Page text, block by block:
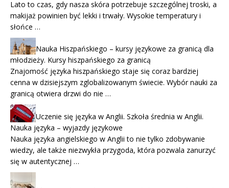
Lato to czas, gdy nasza skóra potrzebuje szczególnej troski, a
makijaż powinien być lekki i trwały. Wysokie temperatury i
słońce …
Nauka Hiszpańskiego – kursy językowe za granicą dla
młodzieży. Kursy hiszpańskiego za granicą
Znajomość języka hiszpańskiego staje się coraz bardziej
cenna w dzisiejszym zglobalizowanym świecie. Wybór nauki za
granicą otwiera drzwi do nie …
Uczenie się języka w Anglii. Szkoła średnia w Anglii.
Nauka języka – wyjazdy językowe
Nauka języka angielskiego w Anglii to nie tylko zdobywanie
wiedzy, ale także niezwykła przygoda, która pozwala zanurzyć
się w autentycznej …